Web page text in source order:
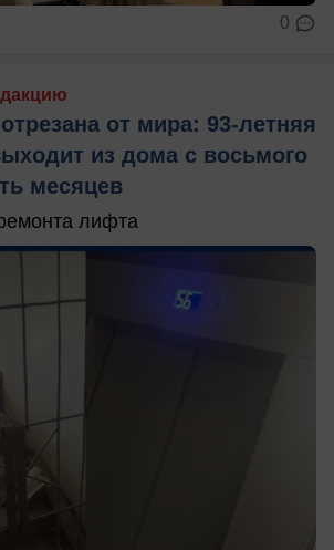
0
от мира: 93-летняя
из дома с восьмого
месяцев
лифта